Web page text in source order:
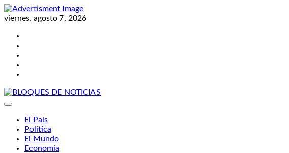
Skip
to
viernes, agosto 7, 2026
El País
Política
El Mundo
Economía